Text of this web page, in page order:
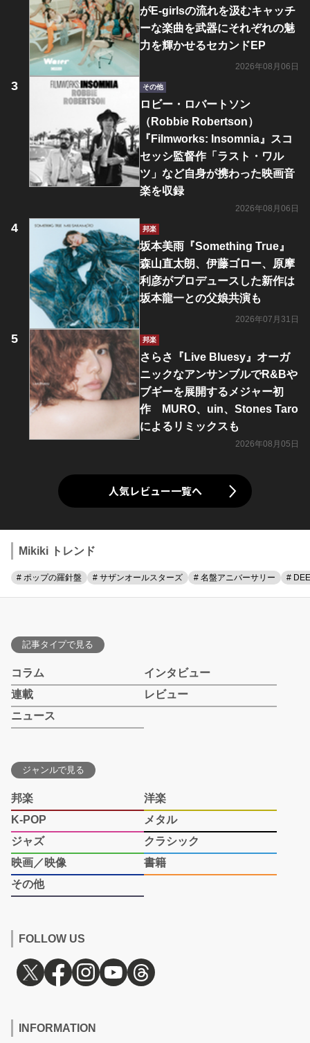
がE-girlsの流れを汲むキャッチ
ーな楽曲を武器にそれぞれの魅
力を輝かせるセカンドEP
2026年08月06日
その他
ロビー・ロバートソン
（Robbie Robertson）
『Filmworks: Insomnia』スコ
セッシ監督作「ラスト・ワル
ツ」など自身が携わった映画音
楽を収録
2026年08月06日
邦楽
坂本美雨『Something True』
森山直太朗、伊藤ゴロー、原摩
利彦がプロデュースした新作は
坂本龍一との父娘共演も
2026年07月31日
邦楽
さらさ『Live Bluesy』オーガ
ニックなアンサンブルでR&Bや
ブギーを展開するメジャー初
作 MURO、uin、Stones Taro
によるリミックスも
2026年08月05日
人気レビュー一覧へ
Mikiki トレンド
# ポップの羅針盤 # サザンオールスターズ # 名盤アニバーサリー #
記事タイプで見る
コラム
インタビュー
連載
レビュー
ニュース
ジャンルで見る
邦楽
洋楽
K-POP
メタル
ジャズ
クラシック
映画／映像
書籍
その他
FOLLOW US
INFORMATION